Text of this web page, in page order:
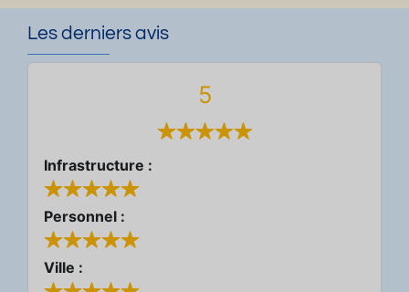
Les derniers avis
5
Infrastructure :
Personnel :
Ville :